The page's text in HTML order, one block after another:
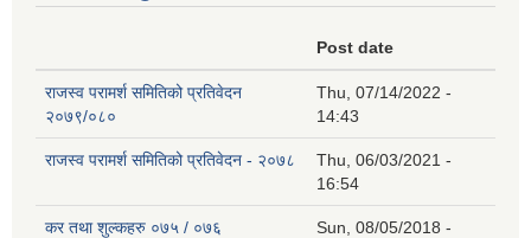
Post date
राजस्व परामर्श समितिको प्रतिवेदन
२०७९/०८०
Thu, 07/14/2022 -
14:43
राजस्व परामर्श समितिको प्रतिवेदन - २०७८
Thu, 06/03/2021 -
16:54
कर तथा शुल्कहरु ०७५ / ०७६
Sun, 08/05/2018 -